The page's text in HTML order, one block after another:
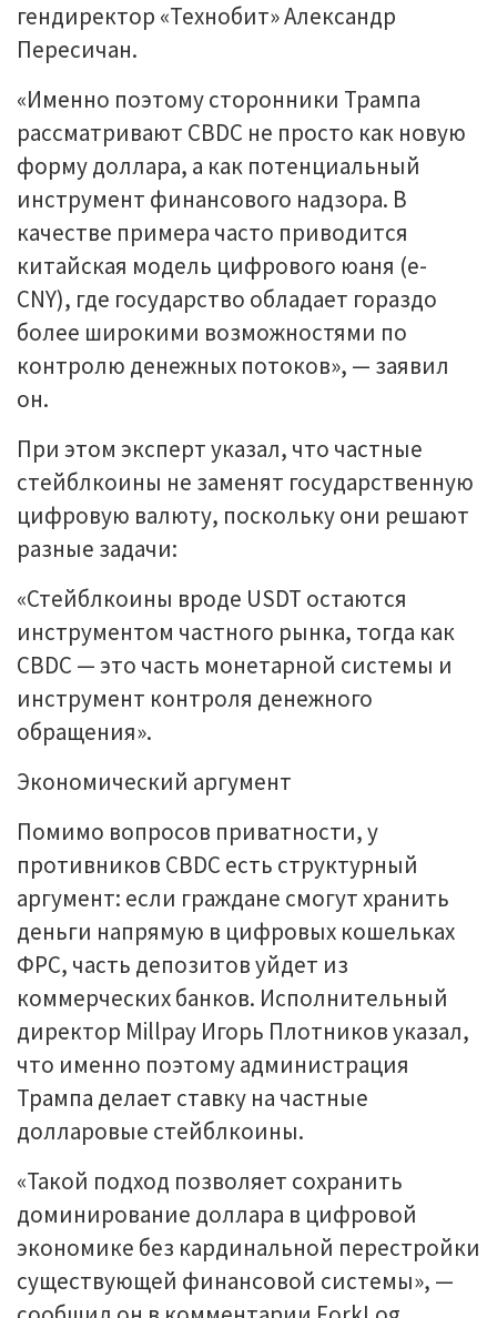
гендиректор «Технобит» Александр
Пересичан.
«Именно поэтому сторонники Трампа
рассматривают CBDC не просто как новую
форму доллара, а как потенциальный
инструмент финансового надзора. В
качестве примера часто приводится
китайская модель цифрового юаня (e-
CNY), где государство обладает гораздо
более широкими возможностями по
контролю денежных потоков», — заявил
он.
При этом эксперт указал, что частные
стейблкоины не заменят государственную
цифровую валюту, поскольку они решают
разные задачи:
«Стейблкоины вроде USDT остаются
инструментом частного рынка, тогда как
CBDC — это часть монетарной системы и
инструмент контроля денежного
обращения».
Экономический аргумент
Помимо вопросов приватности, у
противников CBDC есть структурный
аргумент: если граждане смогут хранить
деньги напрямую в цифровых кошельках
ФРС, часть депозитов уйдет из
коммерческих банков. Исполнительный
директор Millpay Игорь Плотников указал,
что именно поэтому администрация
Трампа делает ставку на частные
долларовые стейблкоины.
«Такой подход позволяет сохранить
доминирование доллара в цифровой
экономике без кардинальной перестройки
существующей финансовой системы», —